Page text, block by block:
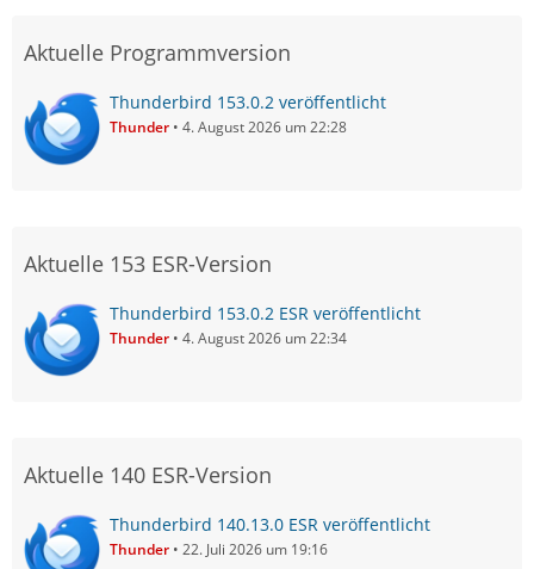
Aktuelle Programmversion
Thunderbird 153.0.2 veröffentlicht
Thunder 4. August 2026 um 22:28
Aktuelle 153 ESR-Version
Thunderbird 153.0.2 ESR veröffentlicht
Thunder 4. August 2026 um 22:34
Aktuelle 140 ESR-Version
Thunderbird 140.13.0 ESR veröffentlicht
Thunder 22. Juli 2026 um 19:16